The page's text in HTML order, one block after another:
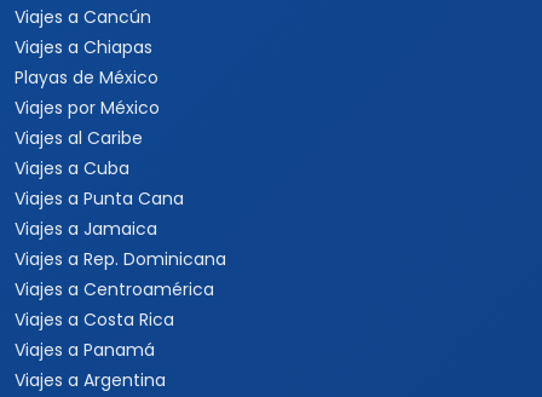
Viajes a Cancún
Viajes a Chiapas
Playas de México
Viajes por México
Viajes al Caribe
Viajes a Cuba
Viajes a Punta Cana
Viajes a Jamaica
Viajes a Rep. Dominicana
Viajes a Centroamérica
Viajes a Costa Rica
Viajes a Panamá
Viajes a Argentina